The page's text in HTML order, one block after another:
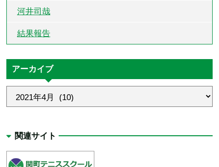
河井司哉
結果報告
アーカイブ
関連サイト